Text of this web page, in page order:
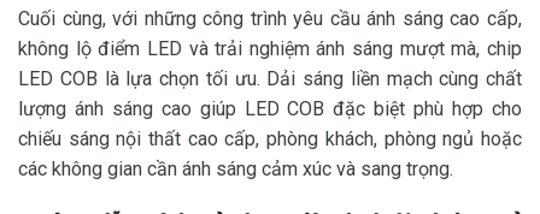
Cuối cùng, với những công trình yêu cầu ánh sáng cao cấp,
không lộ điểm LED và trải nghiệm ánh sáng mượt mà, chip
LED COB là lựa chọn tối ưu. Dải sáng liền mạch cùng chất
lượng ánh sáng cao giúp LED COB đặc biệt phù hợp cho
chiếu sáng nội thất cao cấp, phòng khách, phòng ngủ hoặc
các không gian cần ánh sáng cảm xúc và sang trọng.